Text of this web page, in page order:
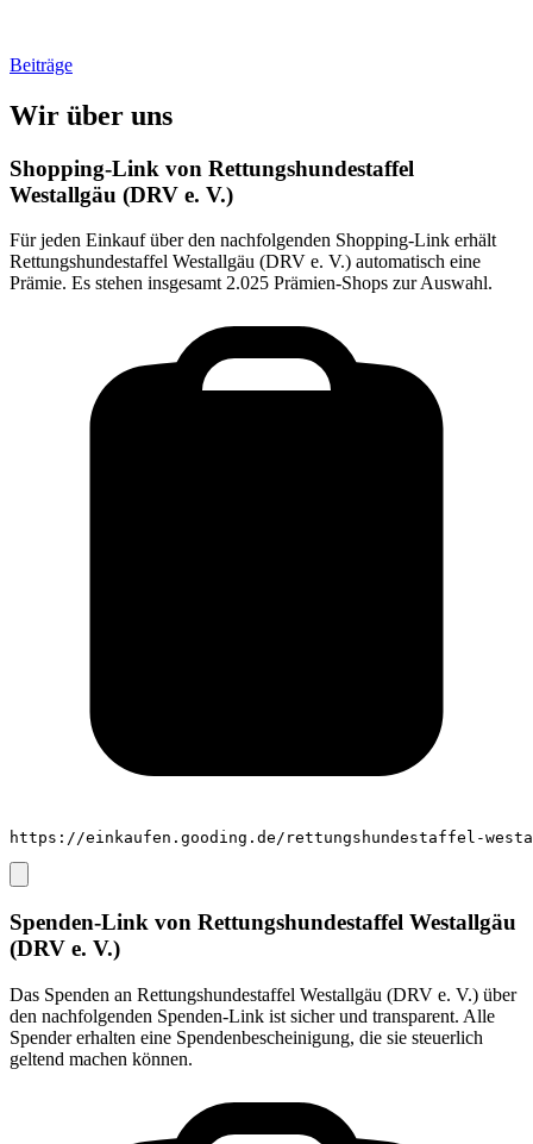
Beiträge
Wir über uns
Shopping-Link von Rettungshundestaffel
Westallgäu (DRV e. V.)
Für jeden Einkauf über den nachfolgenden Shopping-Link erhält
Rettungshundestaffel Westallgäu (DRV e. V.) automatisch eine
Prämie. Es stehen insgesamt 2.025 Prämien-Shops zur Auswahl.
https://einkaufen.gooding.de/rettungshundestaffel-
Spenden-Link von Rettungshundestaffel Westallgäu
(DRV e. V.)
Das Spenden an Rettungshundestaffel Westallgäu (DRV e. V.) über
den nachfolgenden Spenden-Link ist sicher und transparent. Alle
Spender erhalten eine Spendenbescheinigung, die sie steuerlich
geltend machen können.